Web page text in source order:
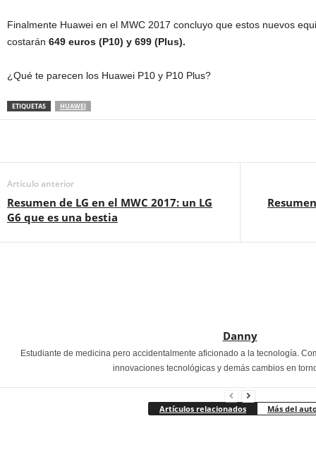
Finalmente Huawei en el MWC 2017 concluyo que estos nuevos
costarán 649 euros (P10) y 699 (Plus).
¿Qué te parecen los Huawei P10 y P10 Plus?
ETIQUETAS HUAWEI
Artículo anterior
Resumen de LG en el MWC 2017: un LG
G6 que es una bestia
Danny
Estudiante de medicina pero accidentalmente aficionado a la tecnología.
innovaciones tecnológicas y demás cambios en
Artículos relacionados Más del